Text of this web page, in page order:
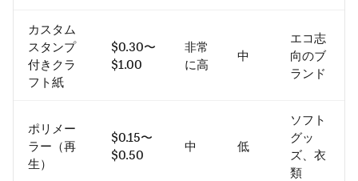
カスタム
スタンプ
付きクラ
フト紙
$0.30〜
$1.00
非常
に高
中
エコ志
向のブ
ランド
ポリメー
ラー（再
生）
$0.15〜
$0.50
中 低
ソフト
グッ
ズ、衣
類